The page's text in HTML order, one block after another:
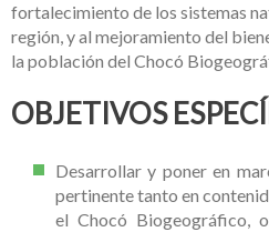
fortalecimiento de los sistemas
región, y al mejoramiento del
la población del Chocó
OBJETIVOS
Desarrollar y poner en
pertinente tanto en
el Chocó Biogeográfico,